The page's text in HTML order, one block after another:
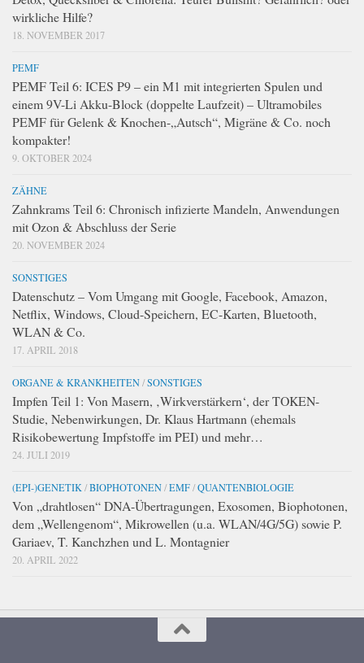
wirkliche Hilfe?
18. NOVEMBER 2017
PEMF
PEMF Teil 6: ICES P9 – ein M1 mit integrierten Spulen und
einem 9V-Li Akku-Block (doppelte Laufzeit) – Ultramobiles
PEMF für Gelenk & Knochen-„Autsch“, Migräne & Co. noch
kompakter!
9. OKTOBER 2024
ZÄHNE
Zahnkrams Teil 6: Chronisch infizierte Mandeln, Anwendungen
mit Ozon & Abschluss der Serie
20. NOVEMBER 2024
SONSTIGES
Datenschutz – Vom Umgang mit Google, Facebook, Amazon,
Netflix, Windows, Cloud-Speichern, EC-Karten, Bluetooth,
WLAN & Co.
17. APRIL 2018
ORGANE & KRANKHEITEN/SONSTIGES
Impfen Teil 1: Von Masern, ‚Wirkverstärkern‘, der TOKEN-
Studie, Nebenwirkungen, Dr. Klaus Hartmann (ehemals
Risikobewertung Impfstoffe im PEI) und mehr…
24. JULI 2019
(EPI-)GENETIK /BIOPHOTONEN/EMF/QUANTENBIOLOGIE
Von „drahtlosen“ DNA-Übertragungen, Exosomen, Biophotonen,
dem „Wellengenom“, Mikrowellen (u.a. WLAN/4G/5G) sowie P.
Gariaev, T. Kanchzhen und L. Montagnier
20. APRIL 2022